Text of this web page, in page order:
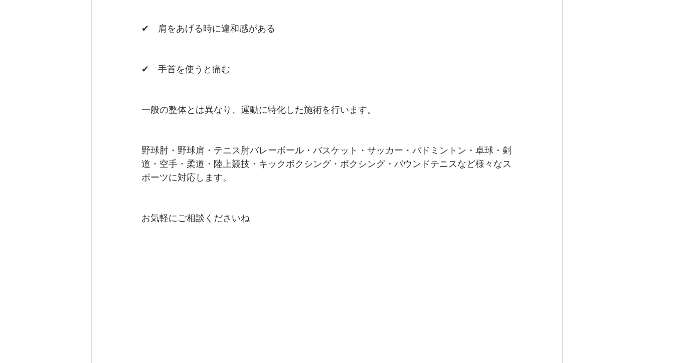
✔︎　肩をあげる時に違和感がある
✔︎　手首を使うと痛む
一般の整体とは異なり、運動に特化した施術を行います。
野球肘・野球肩・テニス肘バレーボール・バスケット・サッカー・バドミントン・卓球・剣
道・空手・柔道・陸上競技・キックボクシング・ボクシング・バウンドテニスなど様々なス
ポーツに対応します。
お気軽にご相談くださいね